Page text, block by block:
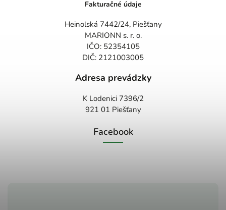
Fakturačné údaje
Heinolská 7442/24, Piešťany
MARIONN s. r. o.
IČO: 52354105
DIČ: 2121003005
Adresa prevádzky
K Lodenici 7396/2
921 01 Piešťany
Facebook